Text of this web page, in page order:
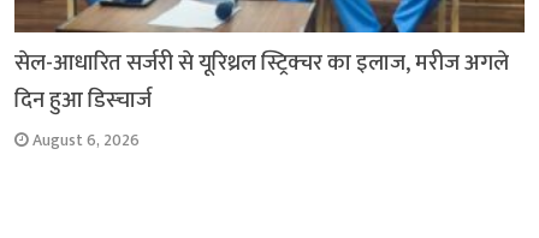
सेल-आधारित सर्जरी से यूरिथ्रल स्ट्रिक्चर का इलाज, मरीज अगले
दिन हुआ डिस्चार्ज
August 6, 2026